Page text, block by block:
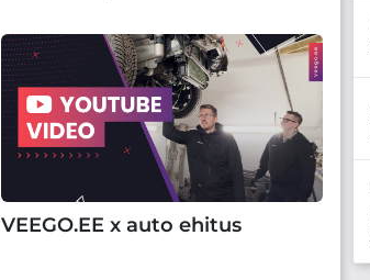
VEEGO.EE x auto ehitus